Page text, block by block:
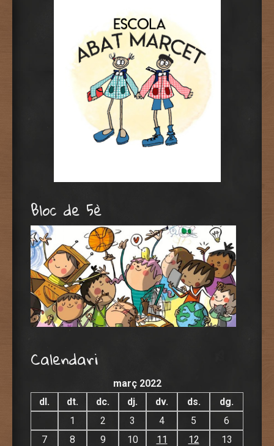
Bloc de 5è
Calendari
març 2022
dl.
dt. dc. dj. dv. ds. dg.
1 2 3 4 5
6
7
8 9 10 11 12
13